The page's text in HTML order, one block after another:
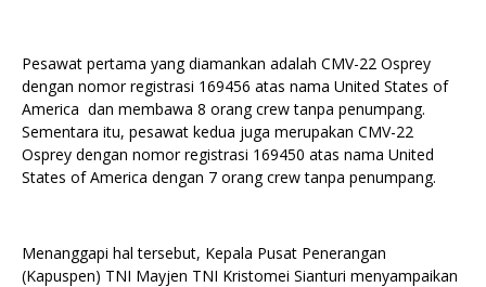
Pesawat pertama yang diamankan adalah CMV-22 Osprey
dengan nomor registrasi 169456 atas nama United States of
America dan membawa 8 orang crew tanpa penumpang.
Sementara itu, pesawat kedua juga merupakan CMV-22
Osprey dengan nomor registrasi 169450 atas nama United
States of America dengan 7 orang crew tanpa penumpang.
Menanggapi hal tersebut, Kepala Pusat Penerangan
(Kapuspen) TNI Mayjen TNI Kristomei Sianturi menyampaikan